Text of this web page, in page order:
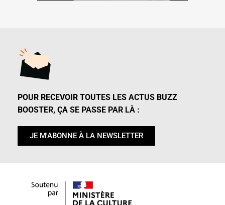
POUR RECEVOIR TOUTES LES ACTUS BUZZ
BOOSTER, ÇA SE PASSE PAR LÀ :
JE M'ABONNE À LA NEWSLETTER